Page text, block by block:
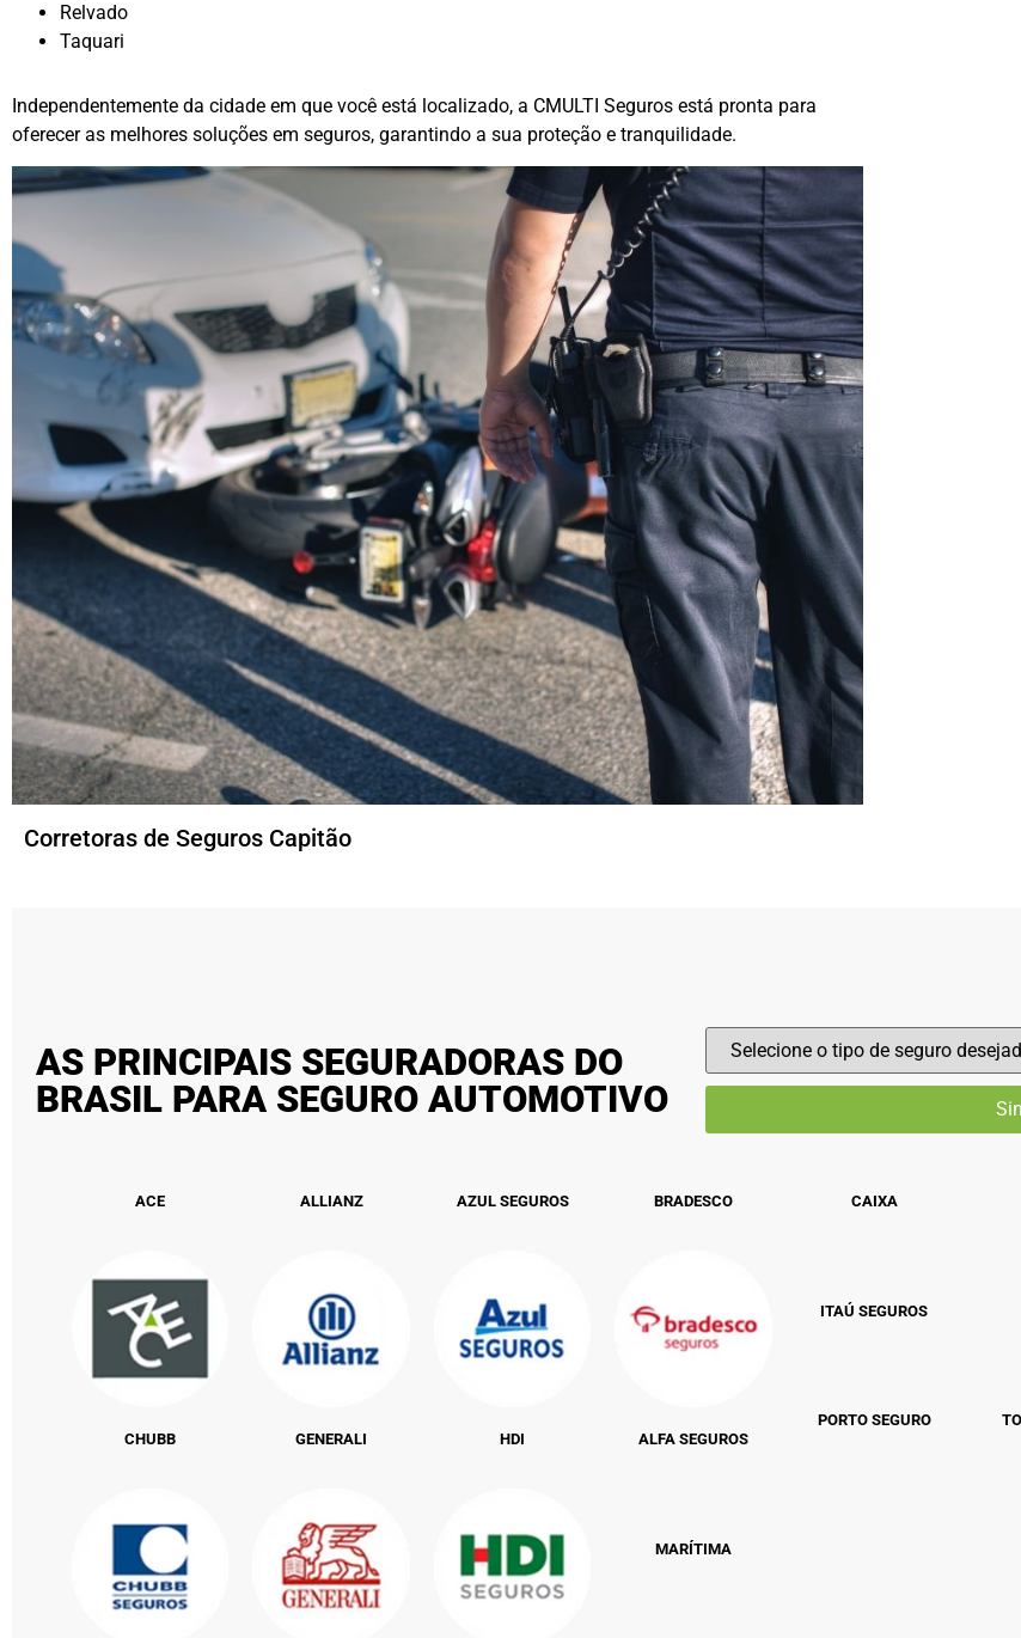
Relvado
Taquari
Independentemente da cidade em que você está localizado, a CMULTI Seguros está pronta para
oferecer as melhores soluções em seguros, garantindo a sua proteção e tranquilidade.
Corretoras de Seguros Capitão
AS PRINCIPAIS SEGURADORAS DO
BRASIL PARA SEGURO AUTOMOTIVO
ACE
CHUBB
ALLIANZ
GENERALI
AZUL SEGUROS
HDI
BRADESCO
ALFA SEGUROS
MARÍTIMA
CAIXA
ITAÚ SEGUROS
PORTO SEGURO